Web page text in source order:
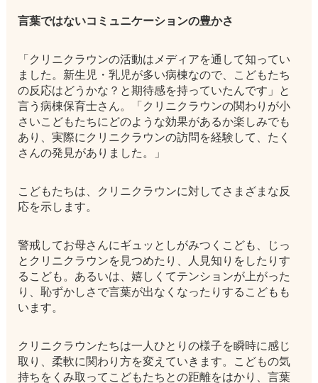
言葉ではないコミュニケーションの豊かさ
「クリニクラウンの活動はメディアを通して知ってい
ました。新生児・乳児が多い病棟なので、こどもたち
の反応はどうかな？と期待感を持っていたんです」と
言う病棟保育士さん。「クリニクラウンの関わりが小
さいこどもたちにどのような効果があるか楽しみでも
あり、実際にクリニクラウンの訪問を経験して、たく
さんの発見がありました。」
こどもたちは、クリニクラウンに対してさまざまな反
応を示します。
警戒してお母さんにギュッとしがみつくこども、じっ
とクリニクラウンを見つめたり、人見知りをしたりす
るこども。あるいは、嬉しくてテンションが上がった
り、恥ずかしさで言葉が出なくなったりするこどもも
います。
クリニクラウンたちは一人ひとりの様子を瞬時に感じ
取り、柔軟に関わり方を変えていきます。こどもの気
持ちをくみ取ってこどもたちとの距離をはかり、言葉